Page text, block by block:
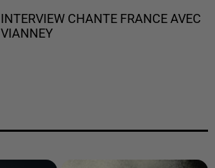
INTERVIEW CHANTE FRANCE AVEC
VIANNEY